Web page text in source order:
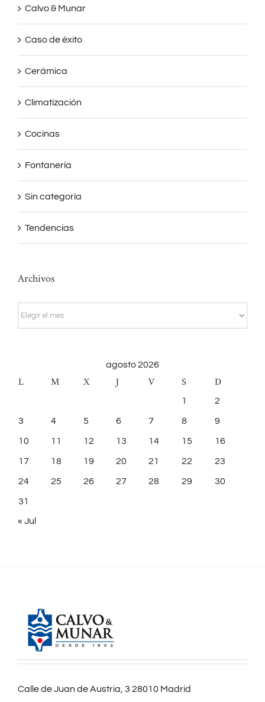
Calvo & Munar
Caso de éxito
Cerámica
Climatización
Cocinas
Fontanería
Sin categoría
Tendencias
Archivos
Archivos
agosto 2026
L M X J V S D
1 2
3 4 5 6 7 8 9
10 11 12 13 14 15 16
17 18 19 20 21 22 23
24 25 26 27 28 29 30
31
« Jul
Calle de Juan de Austria, 3 28010 Madrid